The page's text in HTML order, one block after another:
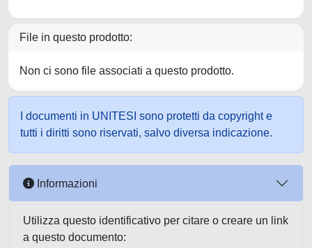
File in questo prodotto:
Non ci sono file associati a questo prodotto.
I documenti in UNITESI sono protetti da copyright e
tutti i diritti sono riservati, salvo diversa indicazione.
Informazioni
Utilizza questo identificativo per citare o creare un link
a questo documento: